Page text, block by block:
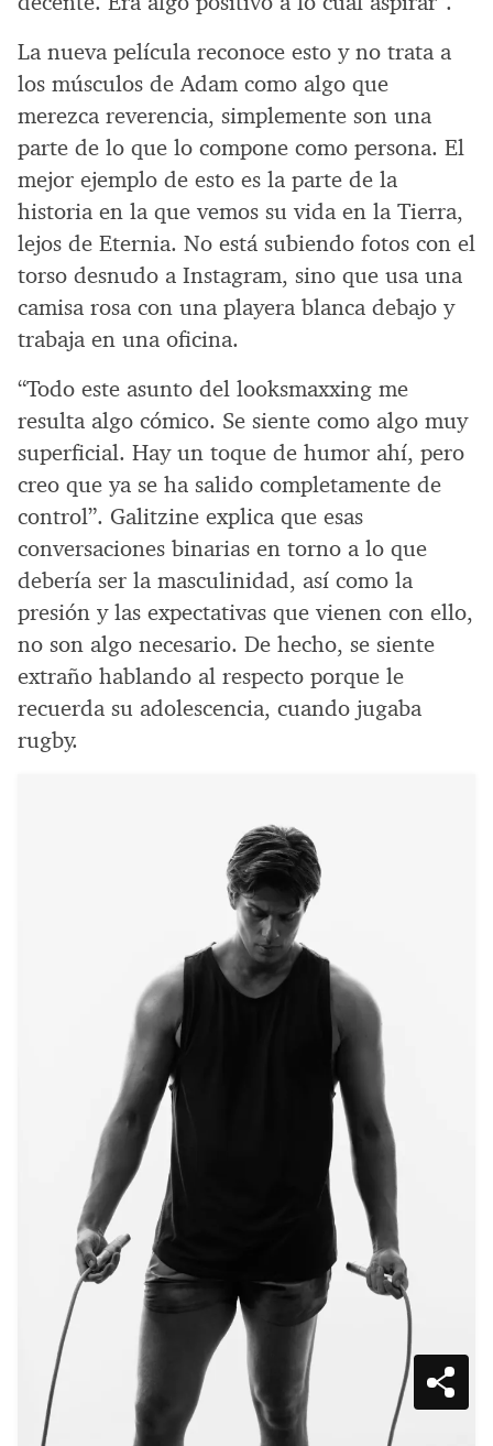
La nueva película reconoce esto y no trata a
los músculos de Adam como algo que
merezca reverencia, simplemente son una
parte de lo que lo compone como persona. El
mejor ejemplo de esto es la parte de la
historia en la que vemos su vida en la Tierra,
lejos de Eternia. No está subiendo fotos con el
torso desnudo a Instagram, sino que usa una
camisa rosa con una playera blanca debajo y
trabaja en una oficina.
“Todo este asunto del looksmaxxing me
resulta algo cómico. Se siente como algo muy
superficial. Hay un toque de humor ahí, pero
creo que ya se ha salido completamente de
control”. Galitzine explica que esas
conversaciones binarias en torno a lo que
debería ser la masculinidad, así como la
presión y las expectativas que vienen con ello,
no son algo necesario. De hecho, se siente
extraño hablando al respecto porque le
recuerda su adolescencia, cuando jugaba
rugby.